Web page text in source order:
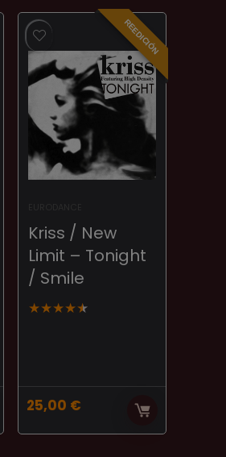
REEDICIÓN
Kriss / New
Limit – Tonight
/ Smile
★★★★★
25,00 €